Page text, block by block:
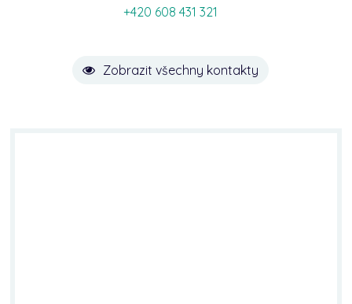
+420 608 431 321
Zobrazit všechny kontakty